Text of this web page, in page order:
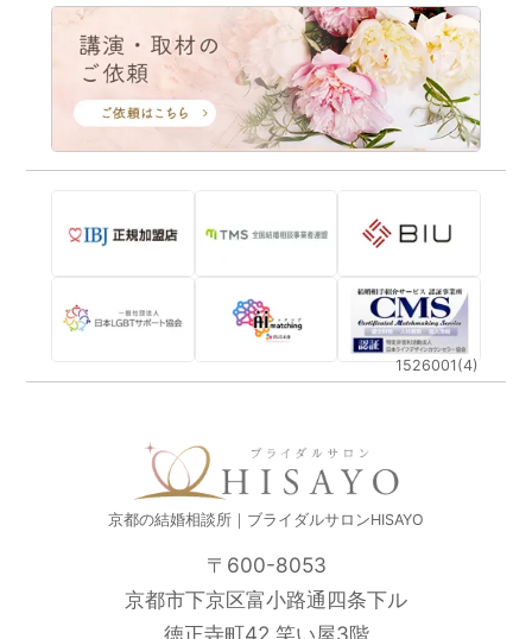
1526001(4)
京都の結婚相談所｜ブライダルサロンHISAYO
〒600-8053
京都市下京区富小路通四条下ル
徳正寺町42 笑い屋3階